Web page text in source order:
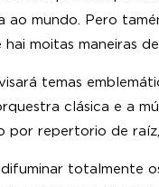
ao mundo. Pero
moitas maneiras
temas
clásica e a
por repertorio de
totalmente